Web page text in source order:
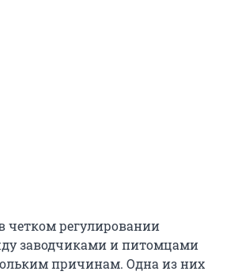
четком регулировании
заводчиками и питомцами
причинам. Одна из них